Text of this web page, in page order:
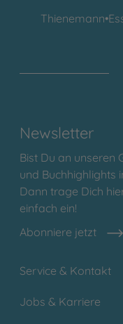
Thienemann•
Newsletter
Bist Du an unseren
und Buchhighlights
Dann trage Dich
einfach ein!
Abonniere jetzt
Service & Kontakt
Jobs & Karriere